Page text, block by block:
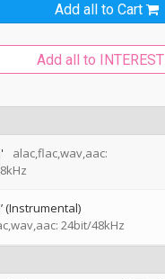
Add all to Cart
Add all to INTEREST
alac,flac,wav,aac:
(Instrumental)
24bit/48kHz